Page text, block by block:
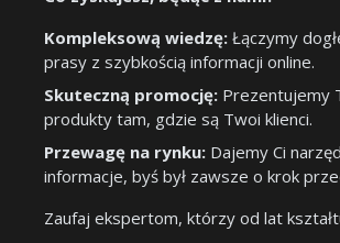
Kompleksową wiedzę: Łączymy
prasy z szybkością informacji online.
Skuteczną promocję: Prezentujemy
produkty tam, gdzie są Twoi klienci.
Przewagę na rynku: Dajemy Ci
informacje, byś był zawsze o krok
Zaufaj ekspertom, którzy od lat